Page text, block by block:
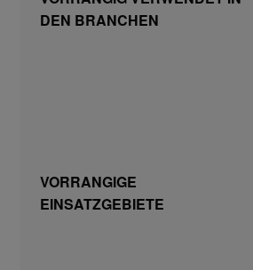
Schmierstoffe
DEN BRANCHEN
VORRANGIGE
EINSATZGEBIETE